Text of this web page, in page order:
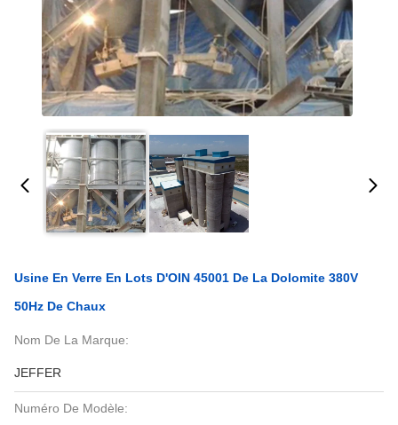
Usine En Verre En Lots D'OIN 45001 De La Dolomite 380V
50Hz De Chaux
Nom De La Marque:
JEFFER
Numéro De Modèle: